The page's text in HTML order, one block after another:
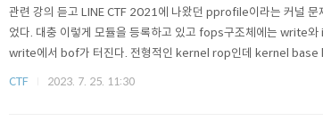
관련 강의 듣고 LINE CTF 2021에 나왔던 pprofile이라는 커널 문
었다. 대충 이렇게 모듈을 등록하고 있고 fops구조체에는 write
write에서 bof가 터진다. 전형적인 kernel rop인데 kernel
CTF 2023. 7. 25. 11:30